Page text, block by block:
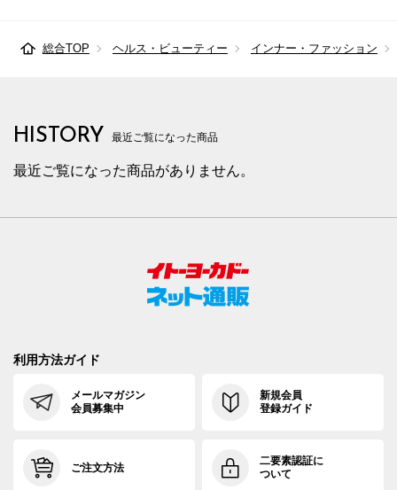
総合TOP ヘルス・ビューティー インナー・ファッション
HISTORY 最近ご覧になった商品
最近ご覧になった商品がありません。
利用方法ガイド
メールマガジン
会員募集中
新規会員
登録ガイド
ご注文方法
二要素認証に
ついて